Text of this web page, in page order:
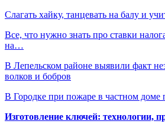
Слагать хайку, танцевать на балу и
Все, что нужно знать про ставки
на…
В Лепельском районе выявили факт
волков и бобров
В Городке при пожаре в частном доме
Изготовление ключей: технологии,